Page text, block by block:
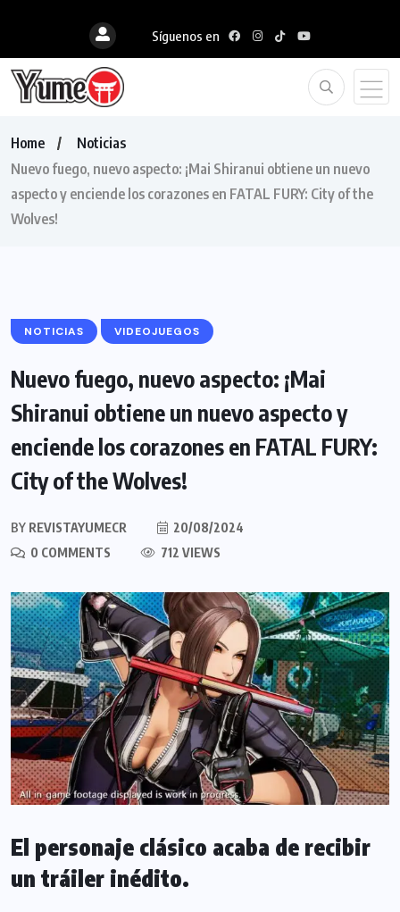
Síguenos en
Home
Noticias
Nuevo fuego, nuevo aspecto: ¡Mai Shiranui obtiene un nuevo
aspecto y enciende los corazones en FATAL FURY: City of the
Wolves!
NOTICIAS VIDEOJUEGOS
Nuevo fuego, nuevo aspecto: ¡Mai
Shiranui obtiene un nuevo aspecto y
enciende los corazones en FATAL FURY:
City of the Wolves!
BY REVISTAYUMECR
20/08/2024
0 COMMENTS
712 VIEWS
El personaje clásico acaba de recibir
un tráiler inédito.